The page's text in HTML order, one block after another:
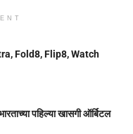
Fold8, Flip8, Watch
पहिल्या खासगी ऑर्बिटल